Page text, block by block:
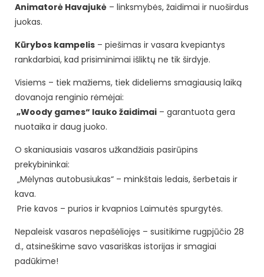
Animatorė Havajukė – linksmybės, žaidimai ir nuoširdus
juokas.
Kūrybos kampelis – piešimas ir vasara kvepiantys
rankdarbiai, kad prisiminimai išliktų ne tik širdyje.
Visiems – tiek mažiems, tiek dideliems smagiausią laiką
dovanoja renginio rėmėjai:
„Woody games“ lauko žaidimai – garantuota gera
nuotaika ir daug juoko.
O skaniausiais vasaros užkandžiais pasirūpins
prekybininkai:
„Mėlynas autobusiukas“ – minkštais ledais, šerbetais ir
kava.
Prie kavos – purios ir kvapnios Laimutės spurgytės.
Nepaleisk vasaros nepašėliojęs – susitikime rugpjūčio 28
d., atsineškime savo vasariškas istorijas ir smagiai
padūkime!